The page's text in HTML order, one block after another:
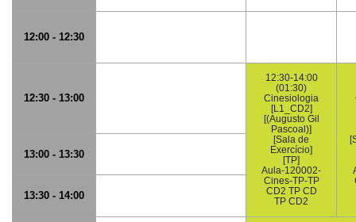
12:00 - 12:30
12:30 - 13:00
12:30-14:00
(01:30)
Cinesiologia
[L1_CD2]
[(Augusto Gil
Pascoal)]
[Sala de
Exercício]
[TP]
Aula-120002-
Cines-TP-TP
CD2 TP CD
TP CD2
13:00 - 13:30
13:30 - 14:00